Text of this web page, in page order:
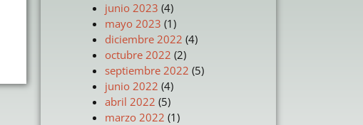
junio 2023 (4)
mayo 2023 (1)
diciembre 2022 (4)
octubre 2022 (2)
septiembre 2022 (5)
junio 2022 (4)
abril 2022 (5)
marzo 2022 (1)